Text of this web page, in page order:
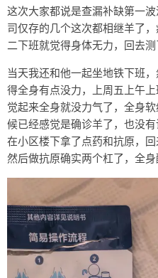
这次大家都说是查漏补缺第一
司仅存的几个这次都相继羊了
二下班就觉得身体无力，回去测
当天我还和他一起坐地铁下班
得全身有点没力，上周五上午
觉起来全身就没力气了，全身
候已经感觉是确诊羊了，也没
在小区楼下拿了点药和抗原，
然后做抗原确实两个杠了，全身